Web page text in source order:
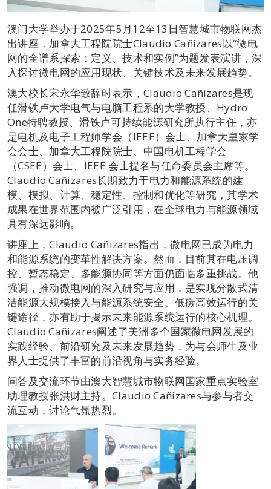
澳门大学举办于2025年5月12至13日智慧城市物联网杰
出讲座，加拿大工程院院士Claudio Cañizares以“微电
网的全谱系探索：定义、技术和实例”为题发表演讲，深
入探讨微电网的应用现状、关键技术及未来发展趋势。
澳大校长宋永华致辞时表示，Claudio Cañizares是现
任滑铁卢大学电气与电脑工程系的大学教授、Hydro
One特聘教授、滑铁卢可持续能源研究所执行主任，亦
是电机及电子工程师学会（IEEE）会士、加拿大皇家学
会会士、加拿大工程院院士、中国电机工程学会
（CSEE）会士、IEEE 会士提名与任命委员会主席等。
Claudio Cañizares长期致力于电力和能源系统的建
模、模拟、计算、稳定性、控制和优化等研究，其学术
成果在世界范围内被广泛引用，在全球电力与能源领域
具有深远影响。
讲座上，Claudio Cañizares指出，微电网已成为电力
和能源系统的变革性解决方案。然而，目前其在电压调
控、暂态稳定、多能源协同等方面仍面临多重挑战。他
强调，推动微电网的深入研究与应用，是实现分散式清
洁能源大规模接入与能源系统安全、低碳高效运行的关
键途径，亦有助于揭示未来能源系统运行的核心机理。
Claudio Cañizares阐述了美洲多个国家微电网发展的
实践经验、前沿研究及未来发展趋势，为与会师生及业
界人士提供了丰富的前沿视角与实务经验。
问答及交流环节由澳大智慧城市物联网国家重点实验室
助理教授张洪财主持。Claudio Cañizares与参与者交
流互动，讨论气氛热烈。